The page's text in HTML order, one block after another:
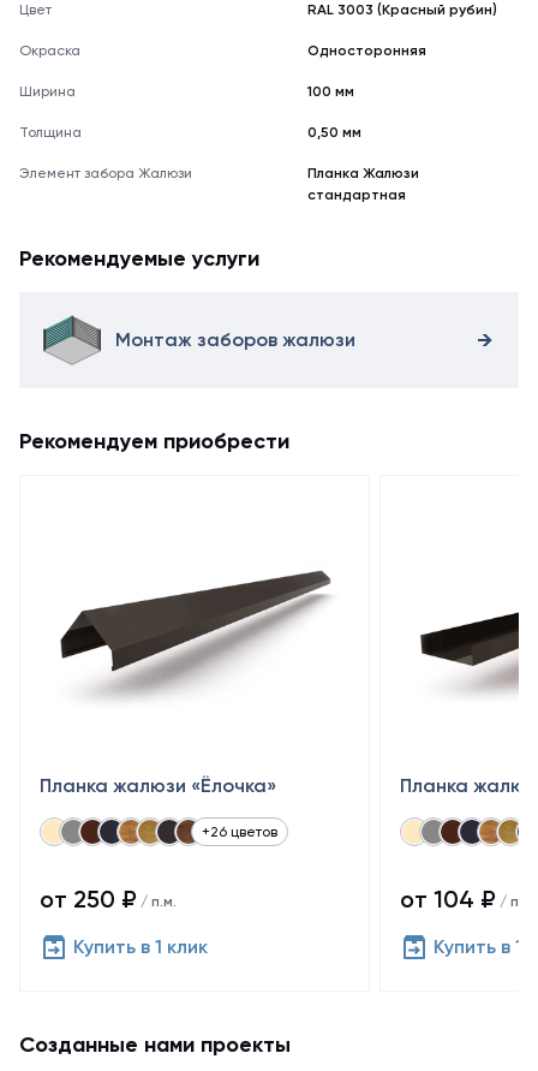
Цвет RAL 3003 (Красный рубин)
Окраска Односторонняя
Ширина 100 мм
Толщина 0,50 мм
Элемент забора Жалюзи
Планка Жалюзи
стандартная
Рекомендуемые услуги
Монтаж заборов жалюзи
Рекомендуем приобрести
Планка жалюзи «Ёлочка»
+26 цветов
от 250 ₽ / п.м.
Купить в 1 клик
Планка
от 104 ₽ / п.м.
Купить в 1
Созданные нами проекты